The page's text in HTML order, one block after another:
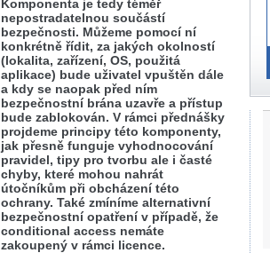
Komponenta je tedy téměř
nepostradatelnou součástí
bezpečnosti. Můžeme pomocí ní
konkrétně řídit, za jakých okolností
(lokalita, zařízení, OS, použitá
aplikace) bude uživatel vpuštěn dále
a kdy se naopak před ním
bezpečnostní brána uzavře a přístup
bude zablokován. V rámci přednášky
projdeme principy této komponenty,
jak přesně funguje vyhodnocování
pravidel, tipy pro tvorbu ale i časté
chyby, které mohou nahrát
útočníkům při obcházení této
ochrany. Také zmíníme alternativní
bezpečnostní opatření v případě, že
conditional access nemáte
zakoupený v rámci licence.